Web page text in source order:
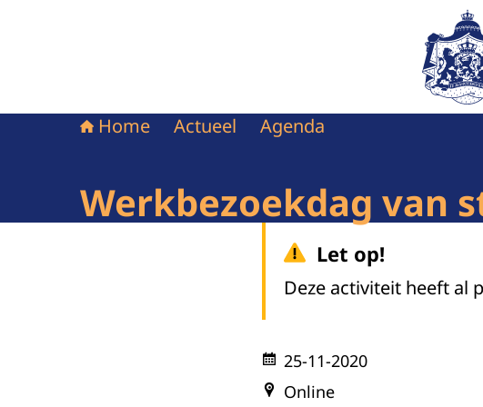
Naar
Home Actueel Agenda
Werkbezoekdag van
Let op!
Deze activiteit heeft al
25-11-2020
Online